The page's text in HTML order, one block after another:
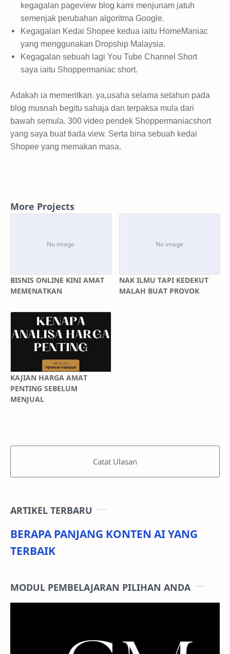
kegagalan pageview blog kami menjunam jatuh
semenjak perubahan algoritma Google.
Kegagalan Kedai Shopee kedua iaitu HomeManiac
yang menggunakan Dropship Malaysia.
Kegagalan sebuah lagi You Tube Channel Short
saya iaitu Shoppermaniac short.
Adakah ia memeritkan. ya,usaha selama setahun pada
blog musnah begitu sahaja dan terpaksa mula dari
bawah semula. 300 video pendek Shoppermaniacshort
yang saya buat tiada view. Serta bina sebuah kedai
Shopee yang memakan masa.
More Projects
BISNIS ONLINE KINI AMAT
MEMENATKAN
NAK ILMU TAPI KEDEKUT
MALAH BUAT PROVOK
KAJIAN HARGA AMAT
PENTING SEBELUM
MENJUAL
Catat Ulasan
ARTIKEL TERBARU
BERAPA PANJANG KONTEN AI YANG
TERBAIK
MODUL PEMBELAJARAN PILIHAN ANDA